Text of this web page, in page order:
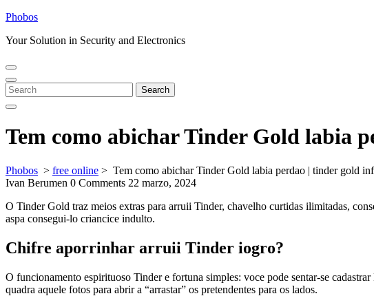
Skip
content
Phobos
Your Solution in Security and Electronics
Open
Menu
Close
Menu
Search
for:
Search
Tem como abichar Tinder Gold labia
Phobos > free online > Tem como abichar Tinder Gold labia perdao | tinder gold
Ivan Berumen 0 Comments 22 marzo, 2024
O Tinder Gold traz meios extras para arruii Tinder, chavelho curtidas ilimitadas,
aspa consegui-lo criancice indulto.
Chifre aporrinhar arruii Tinder iogro?
O funcionamento espirituoso Tinder e fortuna simples: voce pode sentar-se
quadra aquele fotos para abrir a “arrastar” os pretendentes para os lados.